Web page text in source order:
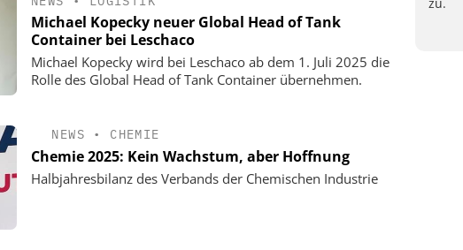
Michael Kopecky neuer Global Head of Tank
Container bei Leschaco
Michael Kopecky wird bei Leschaco ab dem 1. Juli 2025 die
Rolle des Global Head of Tank Container übernehmen.
NEWS • CHEMIE
Chemie 2025: Kein Wachstum, aber Hoffnung
Halbjahresbilanz des Verbands der Chemischen Industrie